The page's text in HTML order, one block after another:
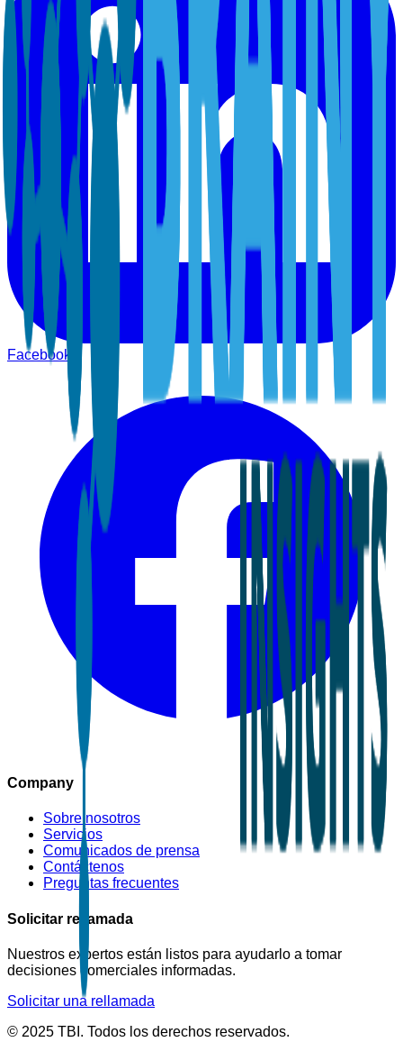
Facebook
Company
Sobre nosotros
Servicios
Comunicados de prensa
Contáctenos
Preguntas frecuentes
Solicitar rellamada
Nuestros expertos están listos para ayudarlo a tomar
decisiones comerciales informadas.
Solicitar una rellamada
© 2025 TBI. Todos los derechos reservados.